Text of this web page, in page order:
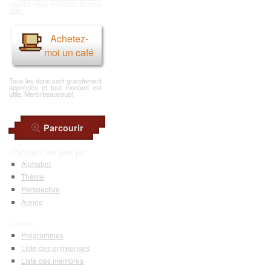
Achetez-
moi un café
Tous les dons sont grandement
appréciés et tout montant est
utile. Merci beaucoup!
Parcourir
Alphabet
Thème
Perspective
Année
Programmes
Liste des entreprises
Liste des membres